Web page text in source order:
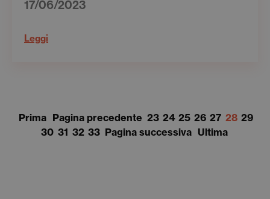
17/06/2023
Leggi
Prima Pagina precedente 23 24 25 26 27 28 29
30 31 32 33 Pagina successiva Ultima